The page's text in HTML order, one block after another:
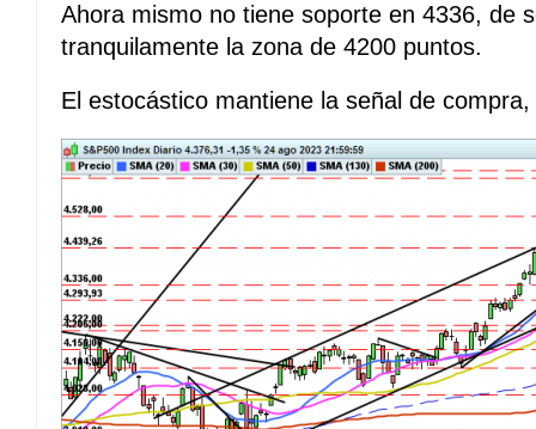
Ahora mismo no tiene soporte en 4336, de
tranquilamente la zona de 4200 puntos.
El estocástico mantiene la señal de